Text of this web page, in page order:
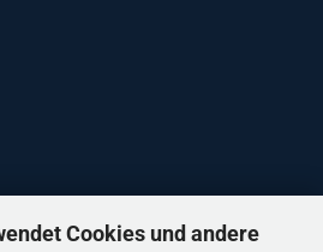
Cookies und andere